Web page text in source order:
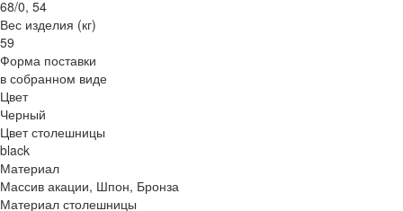
68/0, 54
Вес изделия (кг)
59
Форма поставки
в собранном виде
Цвет
Черный
Цвет столешницы
black
Материал
Массив акации, Шпон, Бронза
Материал столешницы